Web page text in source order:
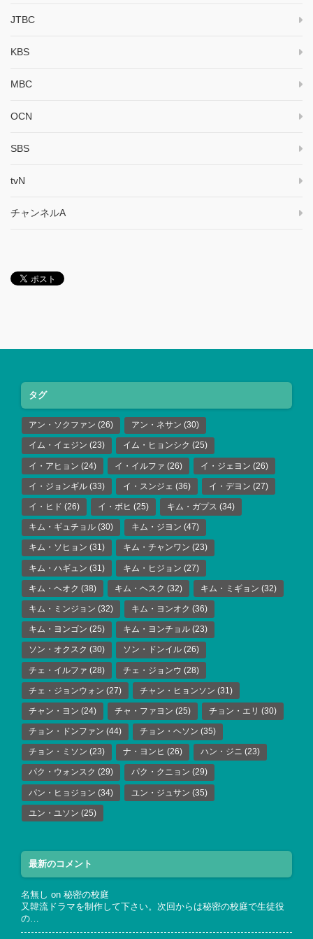
JTBC
KBS
MBC
OCN
SBS
tvN
チャンネルA
タグ
アン・ソクファン (26) アン・ネサン (30)
イム・イェジン (23) イム・ヒョンシク (25)
イ・アヒョン (24) イ・イルファ (26) イ・ジェヨン (26)
イ・ジョンギル (33) イ・スンジェ (36) イ・デヨン (27)
イ・ヒド (26) イ・ボヒ (25) キム・ガプス (34)
キム・ギュチョル (30) キム・ジヨン (47)
キム・ソヒョン (31) キム・チャンワン (23)
キム・ハギュン (31) キム・ヒジョン (27)
キム・ヘオク (38) キム・ヘスク (32) キム・ミギョン (32)
キム・ミンジョン (32) キム・ヨンオク (36)
キム・ヨンゴン (25) キム・ヨンチョル (23)
ソン・オクスク (30) ソン・ドンイル (26)
チェ・イルファ (28) チェ・ジョンウ (28)
チェ・ジョンウォン (27) チャン・ヒョンソン (31)
チャン・ヨン (24) チャ・ファヨン (25) チョン・エリ (30)
チョン・ドンファン (44) チョン・ヘソン (35)
チョン・ミソン (23) ナ・ヨンヒ (26) ハン・ジニ (23)
パク・ウォンスク (29) パク・クニョン (29)
パン・ヒョジョン (34) ユン・ジュサン (35)
ユン・ユソン (25)
最新のコメント
名無し on 秘密の校庭
又韓流ドラマを制作して下さい。次回からは秘密の校庭で生徒役
の…